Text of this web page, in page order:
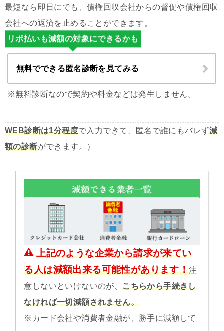
最短なら即日にでも、債権回収会社からの督促や債権回収
会社への返済を止めることができます。
リボ払いも減額の対象にできるかも
無料でできる匿名診断を見てみる
※無料診断なので契約や料金などは発生しません。
WEB診断は1分程度で入力できて、匿名で誰にもバレず減
額の診断ができます。）
上記のような企業から請求が来てい
る人は減額出来る可能性があります！注
意しないといけないのが、こちらから手続きし
なければ一切減額されません。
※カード会社や消費者金融が、勝手に減額して